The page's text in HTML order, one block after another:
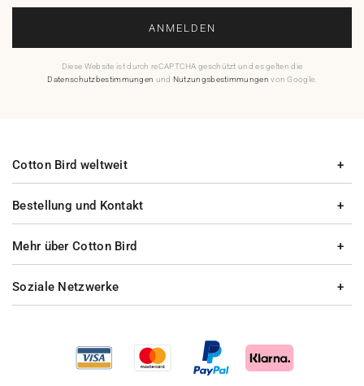
ANMELDEN
Diese Website ist durch reCAPTCHA geschützt und es gelten die
Datenschutzbestimmungen und Nutzungsbestimmungen von Google.
Bestellung und Kontakt
Mehr über Cotton Bird
Cotton Bird weltweit
Soziale Netzwerke